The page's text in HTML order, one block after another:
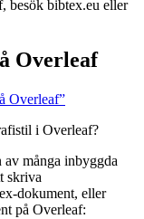
besök bibtex.eu eller
Overleaf
Overleaf”
i Overleaf?
många inbyggda
skriva
dokument, eller
på Overleaf: